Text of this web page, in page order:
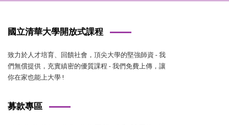
國立清華大學開放式課程
致力於人才培育、回饋社會，頂尖大學的堅強師資 - 我
們無償提供，充實縝密的優質課程 - 我們免費上傳，讓
你在家也能上大學 !
募款專區